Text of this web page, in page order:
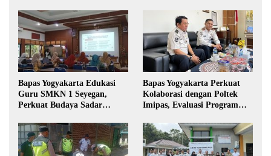
Bapas Yogyakarta Edukasi
Guru SMKN 1 Seyegan,
Perkuat Budaya Sadar
Bapas Yogyakarta Perkuat
Kolaborasi dengan Poltek
Imipas, Evaluasi Program